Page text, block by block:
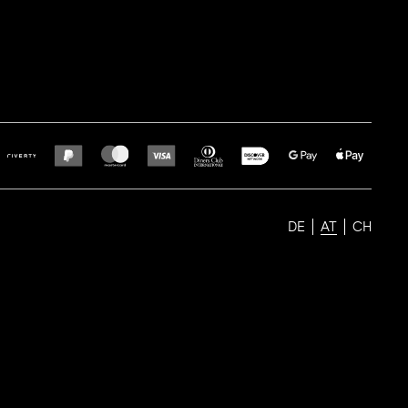
DE AT CH